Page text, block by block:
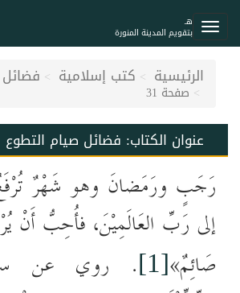
هـ
بتقويم المدينة المنورة
الرئيسية كتب إسلامية
صفحة 31
عنوان الكتاب: فضائل صيام التطوع
رَجَبٍ ورَمَضانَ وهو شَهْرٌ تُرْفَعُ
إلى رَبِّ العَالَمِيْنَ، فأُحِبُّ أَنْ
صَائِمٌ»
[1]. روي عن